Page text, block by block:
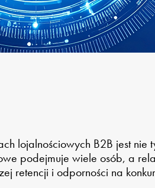
lojalnościowych B2B jest nie
podejmuje wiele osób, a
retencji i odporności na